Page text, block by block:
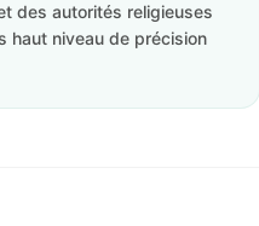
des autorités religieuses
haut niveau de précision